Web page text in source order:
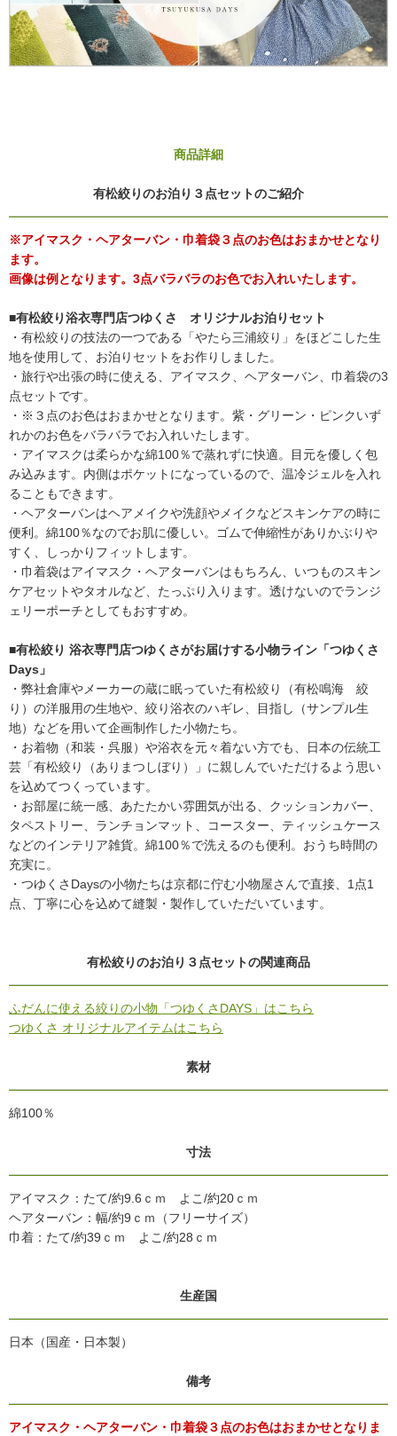
商品詳細
有松絞りのお泊り３点セットのご紹介
※アイマスク・ヘアターバン・巾着袋３点のお色はおまかせとなり
ます。
画像は例となります。3点バラバラのお色でお入れいたします。
■有松絞り浴衣専門店つゆくさ オリジナルお泊りセット
・有松絞りの技法の一つである「やたら三浦絞り」をほどこした生
地を使用して、お泊りセットをお作りしました。
・旅行や出張の時に使える、アイマスク、ヘアターバン、巾着袋の3
点セットです。
・※３点のお色はおまかせとなります。紫・グリーン・ピンクいず
れかのお色をバラバラでお入れいたします。
・アイマスクは柔らかな綿100％で蒸れずに快適。目元を優しく包
み込みます。内側はポケットになっているので、温冷ジェルを入れ
ることもできます。
・ヘアターバンはヘアメイクや洗顔やメイクなどスキンケアの時に
便利。綿100％なのでお肌に優しい。ゴムで伸縮性がありかぶりや
すく、しっかりフィットします。
・巾着袋はアイマスク・ヘアターバンはもちろん、いつものスキン
ケアセットやタオルなど、たっぷり入ります。透けないのでランジ
ェリーポーチとしてもおすすめ。
■有松絞り 浴衣専門店つゆくさがお届けする小物ライン「つゆくさ
Days」
・弊社倉庫やメーカーの蔵に眠っていた有松絞り（有松鳴海 絞
り）の洋服用の生地や、絞り浴衣のハギレ、目指し（サンプル生
地）などを用いて企画制作した小物たち。
・お着物（和装・呉服）や浴衣を元々着ない方でも、日本の伝統工
芸「有松絞り（ありまつしぼり）」に親しんでいただけるよう思い
を込めてつくっています。
・お部屋に統一感、あたたかい雰囲気が出る、クッションカバー、
タペストリー、ランチョンマット、コースター、ティッシュケース
などのインテリア雑貨。綿100％で洗えるのも便利。おうち時間の
充実に。
・つゆくさDaysの小物たちは京都に佇む小物屋さんで直接、1点1
点、丁寧に心を込めて縫製・製作していただいています。
有松絞りのお泊り３点セットの関連商品
ふだんに使える絞りの小物「つゆくさDAYS」はこちら
つゆくさ オリジナルアイテムはこちら
素材
綿100％
寸法
アイマスク：たて/約9.6ｃｍ よこ/約20ｃｍ
ヘアターバン：幅/約9ｃｍ（フリーサイズ）
巾着：たて/約39ｃｍ よこ/約28ｃｍ
生産国
日本（国産・日本製）
備考
アイマスク・ヘアターバン・巾着袋３点のお色はおまかせとなりま